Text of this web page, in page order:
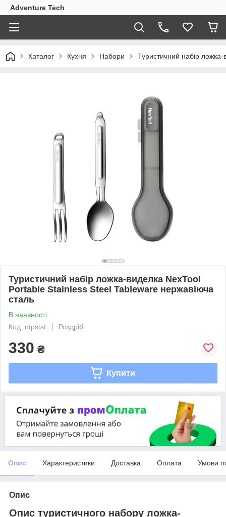
Adventure Tech
Каталог Кухня Набори Туристичний набір
Туристичний набір ложка-виделка NexTool
Portable Stainless Steel Tableware нержавіюча
сталь
В наявності
Код: ntpstst
Роздріб
330 ₴
Купити
Опис Характеристики Доставка Оплата Умови
Опис
Опис туристичного набору ложка-